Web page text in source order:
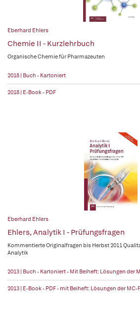
Eberhard Ehlers
Chemie II - Kurzlehrbuch
Organische Chemie für Pharmazeuten
2018 | Buch - Kartoniert
2018 | E-Book - PDF
Eberhard Ehlers
Ehlers, Analytik I - Prüfungsfragen
Kommentierte Originalfragen bis Herbst 2011
Analytik
2013 | Buch - Kartoniert - Mit Beiheft: Lösungen der
2013 | E-Book - PDF - mit Beiheft: Lösungen der MC-